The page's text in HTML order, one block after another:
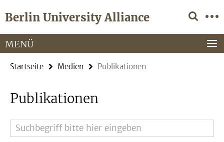
direkt
Inhalt
Berlin University Alliance
Service-
Navigation
MENÜ
Startseite Medien Publikationen
Publikationen
Suchbegriff